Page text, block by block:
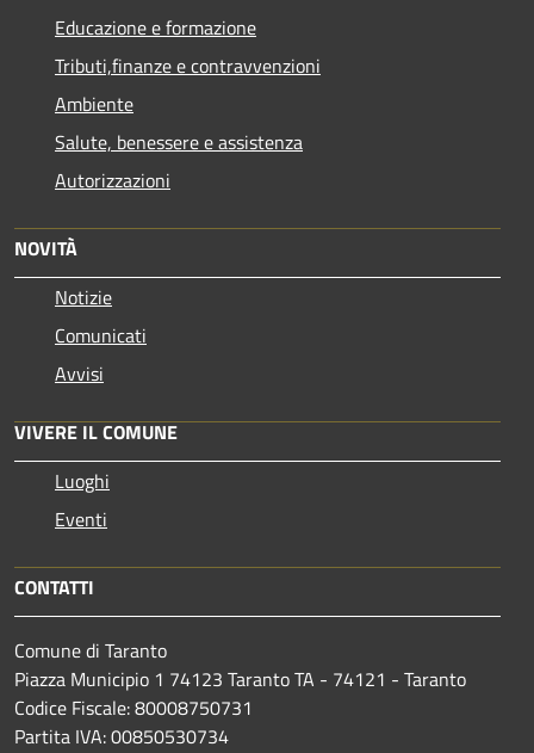
Educazione e formazione
Tributi,finanze e contravvenzioni
Ambiente
Salute, benessere e assistenza
Autorizzazioni
NOVITÀ
Notizie
Comunicati
Avvisi
VIVERE IL COMUNE
Luoghi
Eventi
CONTATTI
Comune di Taranto
Piazza Municipio 1 74123 Taranto TA - 74121 - Taranto
Codice Fiscale: 80008750731
Partita IVA: 00850530734